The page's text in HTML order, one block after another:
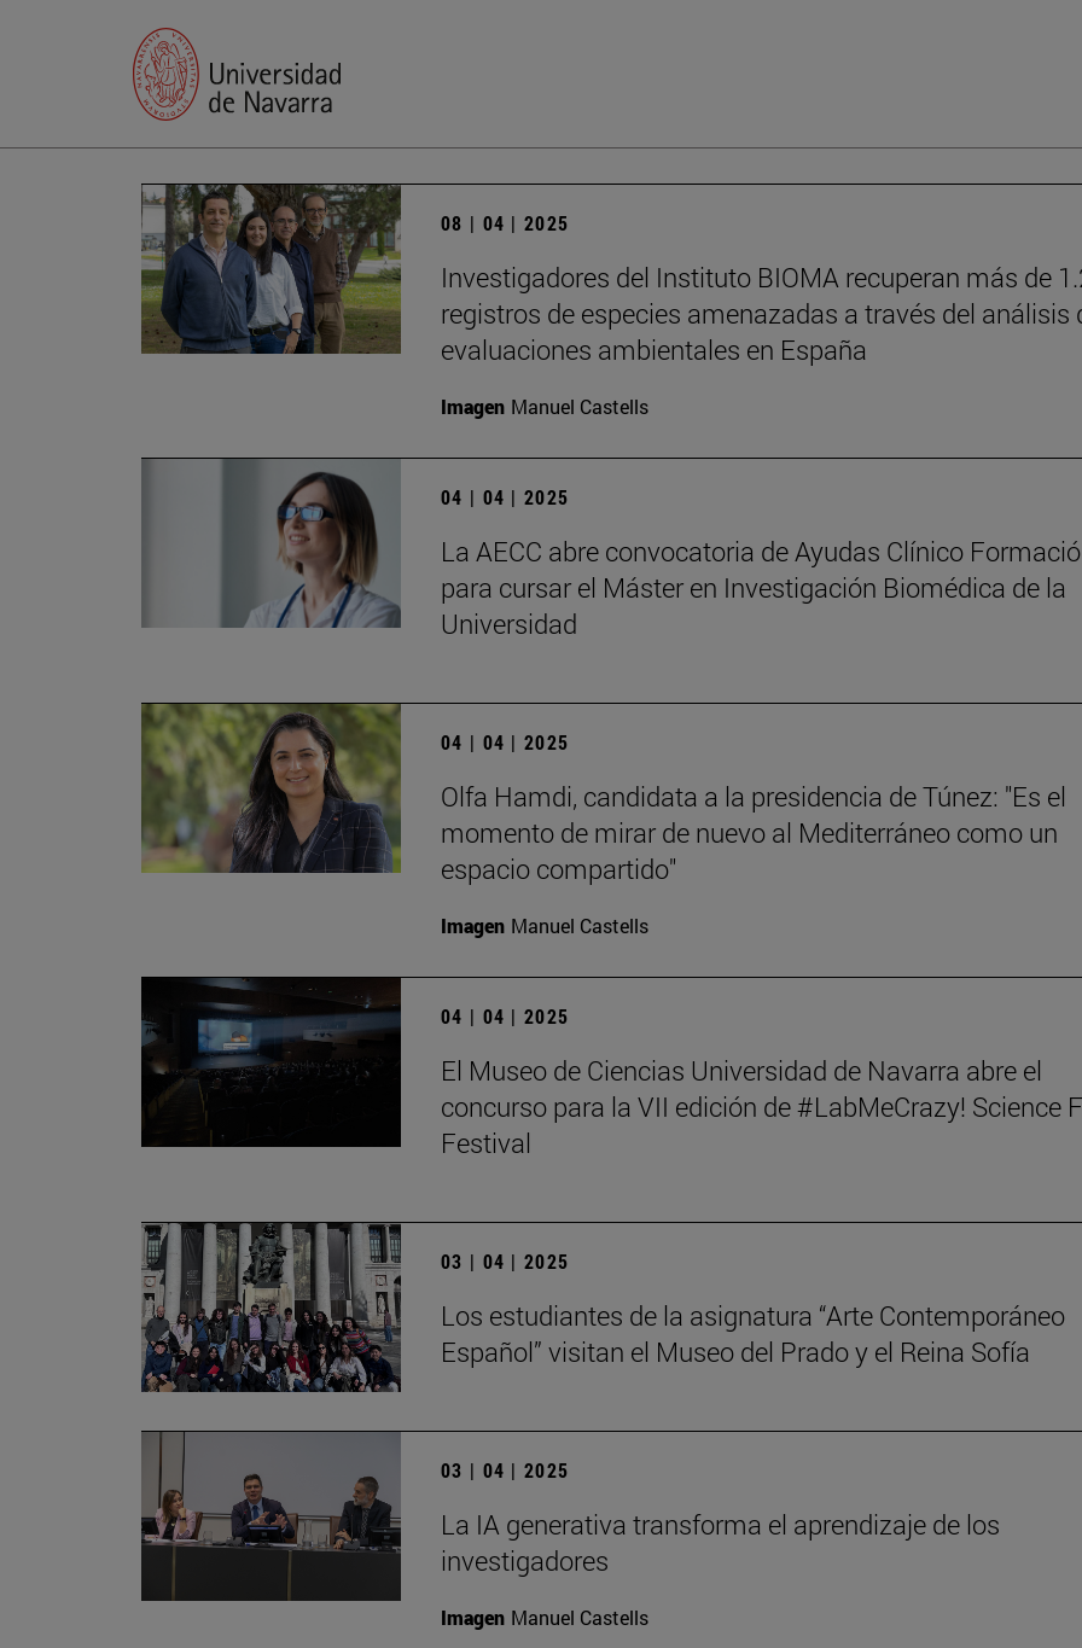
08 | 04 | 2025
Investigadores del Instituto BIOMA recuperan más de
registros de especies amenazadas a través del análisis
evaluaciones ambientales en España
Imagen Manuel Castells
04 | 04 | 2025
La AECC abre convocatoria de Ayudas Clínico
para cursar el Máster en Investigación Biomédica de la
Universidad
04 | 04 | 2025
Olfa Hamdi, candidata a la presidencia de Túnez: "Es el
momento de mirar de nuevo al Mediterráneo como un
espacio compartido"
Imagen Manuel Castells
04 | 04 | 2025
El Museo de Ciencias Universidad de Navarra abre el
concurso para la VII edición de #LabMeCrazy! Science
Festival
03 | 04 | 2025
Los estudiantes de la asignatura “Arte Contemporáneo
Español” visitan el Museo del Prado y el Reina Sofía
03 | 04 | 2025
La IA generativa transforma el aprendizaje de los
investigadores
Imagen Manuel Castells